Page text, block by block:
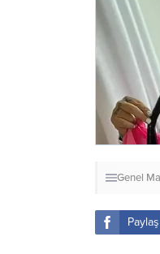
Genel
Paylaş